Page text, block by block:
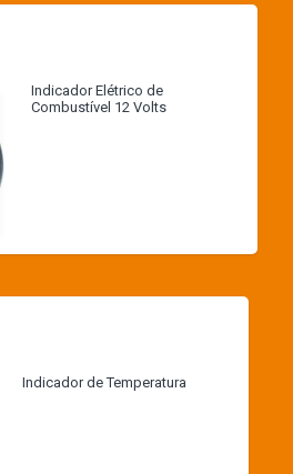
Indicador Elétrico de
Combustível 12 Volts
Indicador de Temperatura